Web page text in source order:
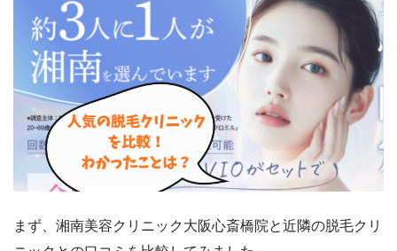
まず、湘南美容クリニック大阪心斎橋院と近隣の脱毛クリ